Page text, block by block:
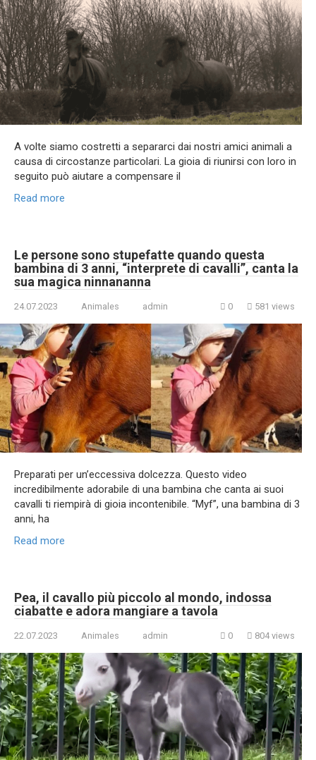
A volte siamo costretti a separarci dai nostri amici animali a
causa di circostanze particolari. La gioia di riunirsi con loro in
seguito può aiutare a compensare il
Read more
Le persone sono stupefatte quando questa
bambina di 3 anni, “interprete di cavalli”, canta la
sua magica ninnananna
24.07.2023 Animales admin 0 581 views
Preparati per un’eccessiva dolcezza. Questo video
incredibilmente adorabile di una bambina che canta ai suoi
cavalli ti riempirà di gioia incontenibile. “Myf”, una bambina di 3
anni, ha
Read more
Pea, il cavallo più piccolo al mondo, indossa
ciabatte e adora mangiare a tavola
22.07.2023 Animales admin 0 804 views